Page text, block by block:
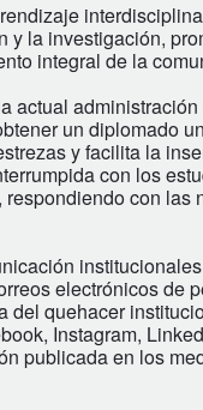
la investigación,
integral de la
actual
un diplomado
y facilita la
con los
con
electrónicos de
quehacer
Instagram,
publicada en los